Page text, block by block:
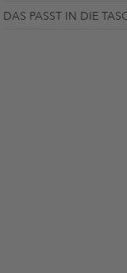
DAS PASST IN DIE